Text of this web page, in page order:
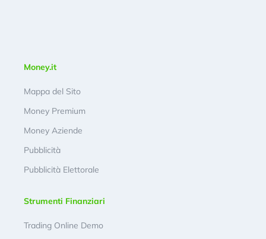
Money.it
Mappa del Sito
Money Premium
Money Aziende
Pubblicità
Pubblicità Elettorale
Strumenti Finanziari
Trading Online Demo